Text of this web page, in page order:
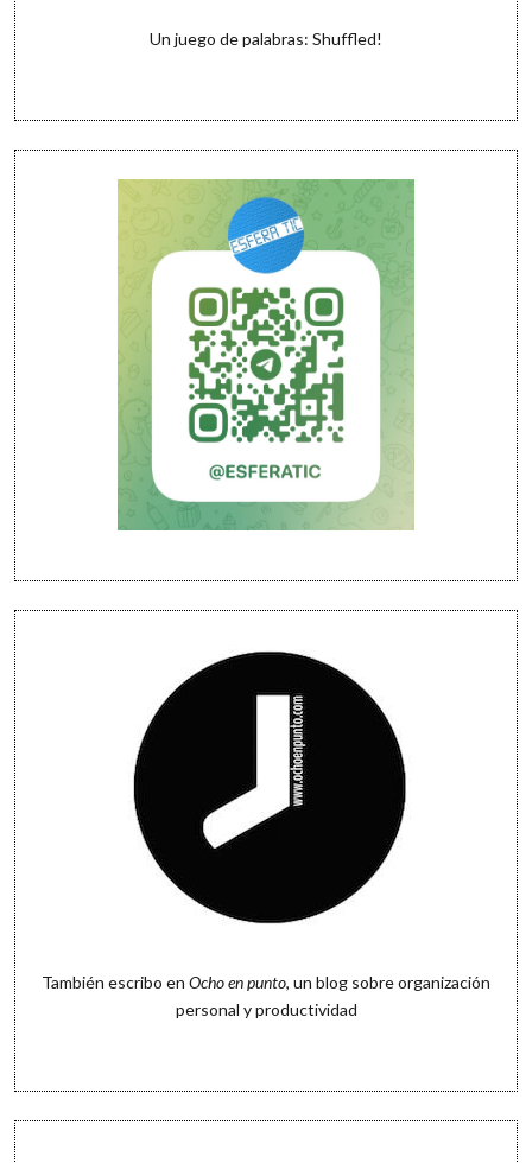
Un juego de palabras: Shuffled!
También escribo en Ocho en punto, un blog sobre organización
personal y productividad